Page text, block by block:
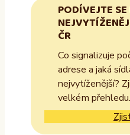
PODÍVEJTE
ČR
Co signalizuje
adrese a jaká
nejvytíženější?
velkém přehledu.